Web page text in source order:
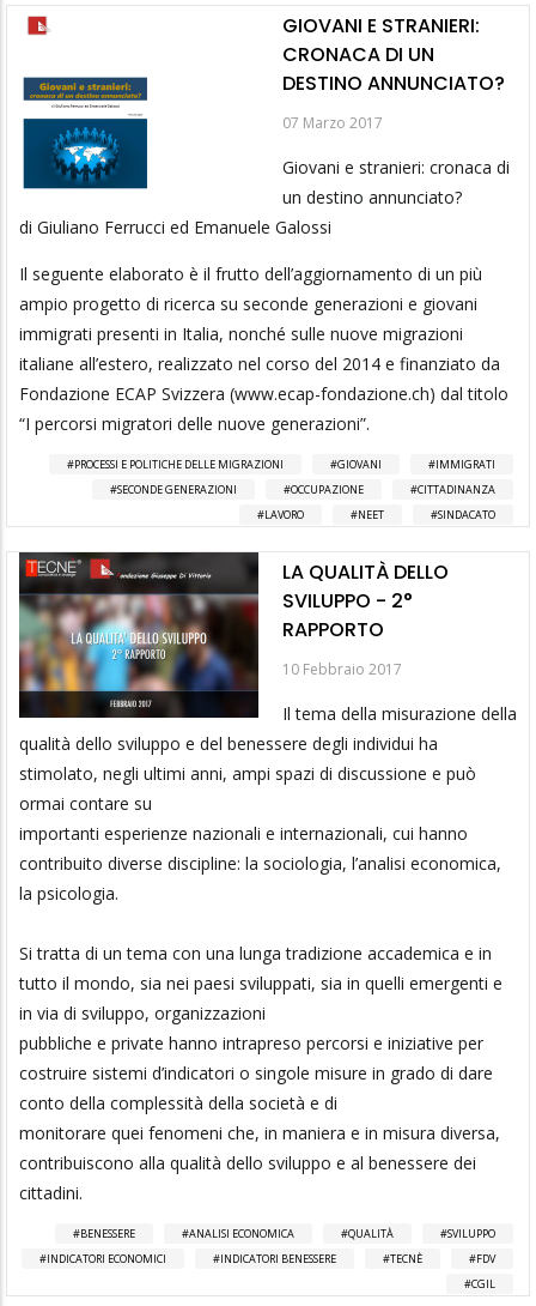
GIOVANI E STRANIERI:
CRONACA DI UN
DESTINO ANNUNCIATO?
07 Marzo 2017
Giovani e stranieri: cronaca di
un destino annunciato?
di Giuliano Ferrucci ed Emanuele Galossi
Il seguente elaborato è il frutto dell’aggiornamento di un più
ampio progetto di ricerca su seconde generazioni e giovani
immigrati presenti in Italia, nonché sulle nuove migrazioni
italiane all’estero, realizzato nel corso del 2014 e finanziato da
Fondazione ECAP Svizzera (www.ecap-fondazione.ch) dal titolo
“I percorsi migratori delle nuove generazioni”.
PROCESSI E POLITICHE DELLE MIGRAZIONI GIOVANI
IMMIGRATI
SECONDE GENERAZIONI
OCCUPAZIONE
CITTADINANZA
LAVORO
NEET SINDACATO
LA QUALITÀ DELLO
SVILUPPO - 2°
RAPPORTO
10 Febbraio 2017
Il tema della misurazione della
qualità dello sviluppo e del benessere degli individui ha
stimolato, negli ultimi anni, ampi spazi di discussione e può
ormai contare su
importanti esperienze nazionali e internazionali, cui hanno
contribuito diverse discipline: la sociologia, l’analisi economica,
la psicologia.
Si tratta di un tema con una lunga tradizione accademica e in
tutto il mondo, sia nei paesi sviluppati, sia in quelli emergenti e
in via di sviluppo, organizzazioni
pubbliche e private hanno intrapreso percorsi e iniziative per
costruire sistemi d’indicatori o singole misure in grado di dare
conto della complessità della società e di
monitorare quei fenomeni che, in maniera e in misura diversa,
contribuiscono alla qualità dello sviluppo e al benessere dei
cittadini.
BENESSERE ANALISI ECONOMICA QUALITÀ
SVILUPPO
INDICATORI ECONOMICI
INDICATORI BENESSERE TECNÈ
FDV
CGIL